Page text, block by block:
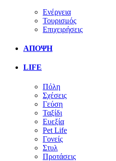
Ενέργεια
Τουρισμός
Επιχειρήσεις
ΑΠΟΨΗ
LIFE
Πόλη
Σχέσεις
Γεύση
Ταξίδι
Ευεξία
Pet Life
Γονείς
Στυλ
Προτάσεις